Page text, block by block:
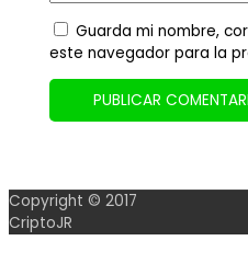
Guarda mi nombre,
este navegador para la
Copyright © 2017
CriptoJR